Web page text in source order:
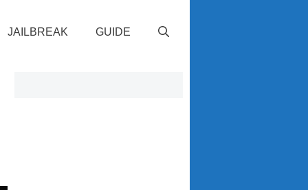
JAILBREAK GUIDE